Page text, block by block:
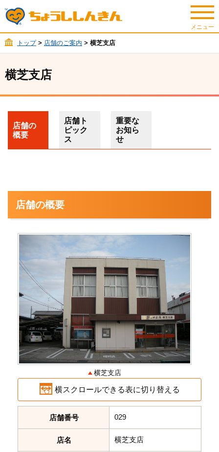
トップ> 店舗のご案内 > 横芝支店
横芝支店
店舗の
概要
店舗ト
ピック
ス
重要な
お知ら
せ
店舗の概要
横芝支店
横スクロールできる表に切り替える
店舗番号 029
店名 横芝支店